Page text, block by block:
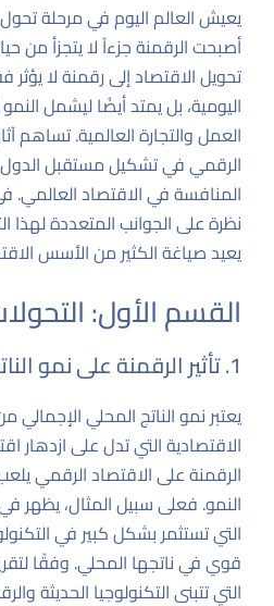
يعيش العالم اليوم في مرحلة
أصبحت الرقمنة جزءاً لا يتجزأ من
تحويل الاقتصاد إلى رقمنة لا يؤثر
اليومية، بل يمتد أيضًا ليشمل
العمل والتجارة العالمية. تساهم
الرقمي في تشكيل مستقبل الدول
المنافسة في الاقتصاد
نظرة على الجوانب المتعددة
يعيد صياغة الكثير من الأسس
القسم الأول:
1. تأثير الرقمنة على نمو الناتج المحلي الإجمالي
يعتبر نمو الناتج المحلي
الاقتصادية التي تدل على ازدهار
الرقمنة على الاقتصاد الرقمي
النمو. فعلى سبيل المثال، يظهر
التي تستثمر بشكل كبير في
قوي في ناتجها المحلي. وفقًا
التي تتبنى التكنولوجيا الحديثة